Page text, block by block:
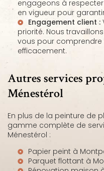
engageons à
en vigueur pour
Engagement client :
priorité. Nous
vous pour
efficacement.
Autres services
Ménestérol
En plus de la peinture de
gamme complète de
Ménestérol :
Papier peint à
Parquet flottant à